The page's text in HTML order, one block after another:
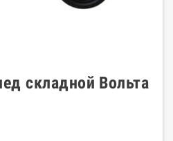
складной Вольта